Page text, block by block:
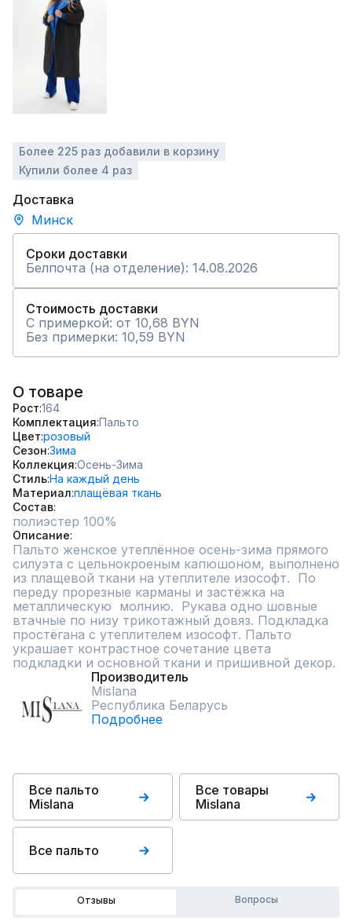
Более 225 раз добавили в корзину
Купили более 4 раз
Доставка
Минск
Сроки доставки
Белпочта (на отделение): 14.08.2026
Стоимость доставки
С примеркой: от 10,68 BYN
Без примерки: 10,59 BYN
О товаре
Рост 164
Комплектация Пальто
Цвет розовый
Сезон Зима
Коллекция Осень-Зима
СтильНа каждый день
Материал плащёвая ткань
Состав
полиэстер 100%
Описание
Пальто женское утеплённое осень-зима прямого
силуэта с цельнокроеным капюшоном, выполнено
из плащевой ткани на утеплителе изософт.  По
переду прорезные карманы и застёжка на
металлическую  молнию.  Рукава одно шовные
втачные по низу трикотажный довяз. Подкладка
простёгана с утеплителем изософт. Пальто
украшает контрастное сочетание цвета
подкладки и основной ткани и пришивной декор.
Производитель
Mislana
Республика Беларусь
Подробнее
Все пальто
Mislana
Все товары
Mislana
Все пальто
Отзывы Вопросы